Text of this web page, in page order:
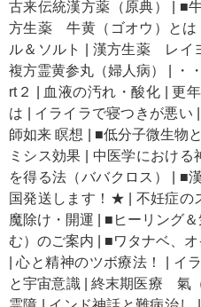
古来伝統漢方薬（原典）
■
方生薬 牛黄（ゴオウ）とは
ル＆ソルト
漢方生薬 レイ
複方霊黄参丸（婦人病）
・
rt２
血液の汚れ・酸化 |更
は
イライラで寝つきが悪い
師如来 瞑想
■低分子微生物
ミシス効果
中医学における
を得る法（ババクロス）
■
国発送します！★
不妊症の
魔除け・開運
■ヒーリング
む）のご案内
■ワタナベ、
|心と精神のツボ療法！ イ
と宇宙意識|終末期医療 氣（